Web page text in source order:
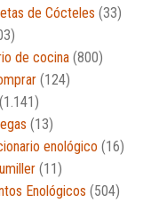
de Cócteles (33)
de cocina (800)
(124)
(1.141)
(13)
enológico (16)
(11)
Enológicos (504)